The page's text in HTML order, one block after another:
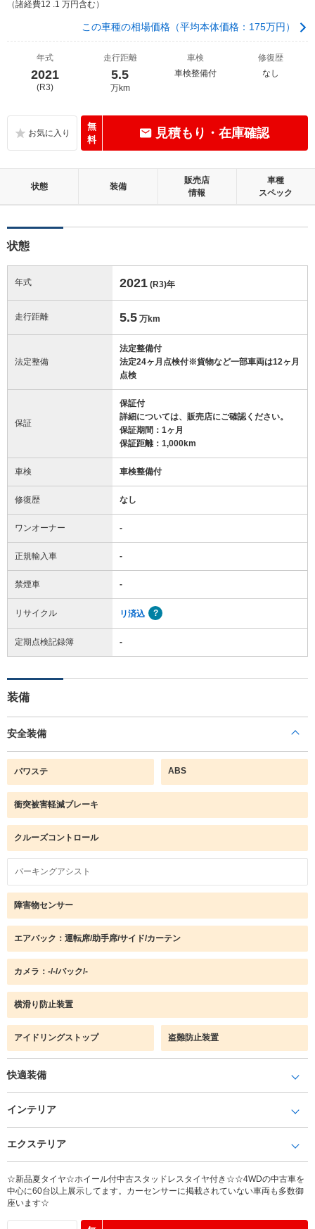
（諸経費12 .1 万円含む）
この車種の相場価格（平均本体価格：175万円）
年式
2021
(R3)
走行距離
5.5
万km
車検
車検整備付
修復歴
なし
無
料
見積もり・在庫確認
状態 装備
販売店
情報
車種
スペック
状態
年式 2021 (R3)年
走行距離 5.5 万km
法定整備
法定整備付
法定24ヶ月点検付※貨物など一部車両は12ヶ月
点検
保証
保証付
詳細については、販売店にご確認ください。
保証期間：1ヶ月
保証距離：1,000km
車検 車検整備付
修復歴 なし
ワンオーナー -
正規輸入車 -
禁煙車 -
リサイクル リ済込
定期点検記録簿 -
装備
安全装備
パワステ ABS
衝突被害軽減ブレーキ
クルーズコントロール
パーキングアシスト
障害物センサー
エアバック：運転席/助手席/サイド/カーテン
カメラ：-/-/バック/-
横滑り防止装置
アイドリングストップ 盗難防止装置
快適装備
インテリア
エクステリア
☆新品夏タイヤ☆ホイール付中古スタッドレスタイヤ付き☆☆4WDの中古車を
中心に60台以上展示してます。カーセンサーに掲載されていない車両も多数御
座います☆